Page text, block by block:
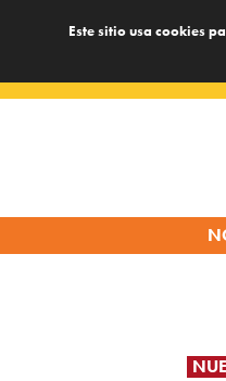
Este sitio usa cookies